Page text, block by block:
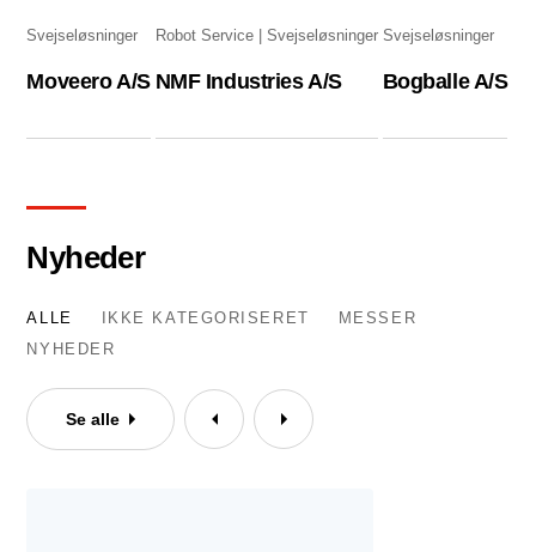
Svejseløsninger
Moveero A/S
Robot Service Svejseløsninger
NMF Industries A/S
Svejseløsninger
Bogballe A/S
Nyheder
ALLE IKKE KATEGORISERET
MESSER
NYHEDER
Se alle